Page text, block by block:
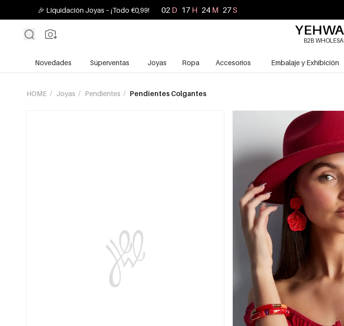
🎉 Liquidación Joyas – ¡Todo €0,99! 02 D 17 H 24 M 26S
B2B
Novedades Súperventas Joyas Ropa Accesorios Embalaje y Exhibición
HOME / Joyas / Pendientes / Pendientes Colgantes